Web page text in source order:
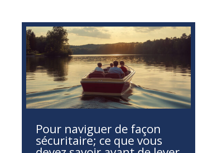
Pour naviguer de façon
sécuritaire; ce que vous